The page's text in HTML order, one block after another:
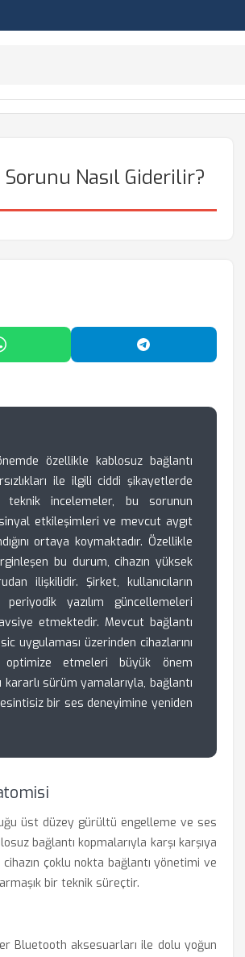
Nasıl Giderilir?
Paylaş Telegram'da
özellikle kablosuz bağlantı
ile ilgili ciddi şikayetlerde
teknik incelemeler, bu sorunun
etkileşimleri ve mevcut aygıt
ortaya koymaktadır. Özellikle
bu durum, cihazın yüksek
ilişkilidir. Şirket, kullanıcıların
yazılım güncellemeleri
etmektedir. Mevcut bağlantı
uygulaması üzerinden cihazlarını
optimize etmeleri büyük önem
kararlı sürüm yamalarıyla, bağlantı
kesintisiz bir ses deneyimine yeniden
üst düzey gürültü engelleme ve ses
bağlantı kopmalarıyla karşı karşıya
çoklu nokta bağlantı yönetimi ve
bir teknik süreçtir.
Bluetooth aksesuarları ile dolu yoğun